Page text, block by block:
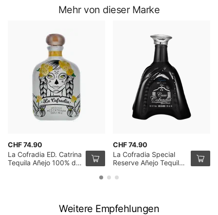
Mehr von dieser Marke
CHF 74.90
La Cofradia ED. Catrina
Tequila Añejo 100% de
CHF 74.90
La Cofradia Special
Reserve Añejo Tequila
Weitere Empfehlungen